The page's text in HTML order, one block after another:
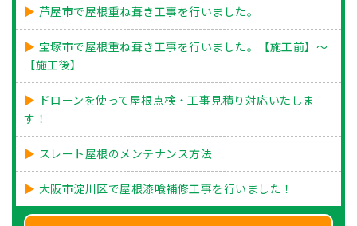
芦屋市で屋根重ね葺き工事を行いました。
宝塚市で屋根重ね葺き工事を行いました。【施工前】～
【施工後】
ドローンを使って屋根点検・工事見積り対応いたしま
す！
スレート屋根のメンテナンス方法
大阪市淀川区で屋根漆喰補修工事を行いました！